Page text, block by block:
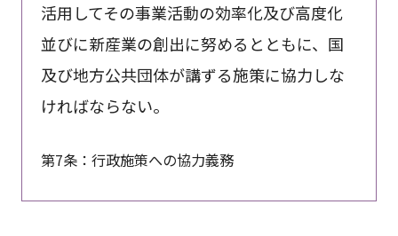
活用してその事業活動の効率化及び高度化
並びに新産業の創出に努めるとともに、国
及び地方公共団体が講ずる施策に協力しな
ければならない。
第7条：行政施策への協力義務